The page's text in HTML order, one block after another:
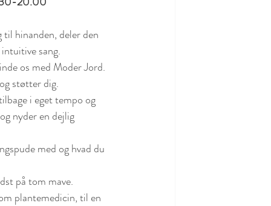
hinanden, deler den
sang.
os med Moder Jord.
støtter dig.
i eget tempo og
nyder en dejlig
med og hvad du
på tom mave.
plantemedicin, til en